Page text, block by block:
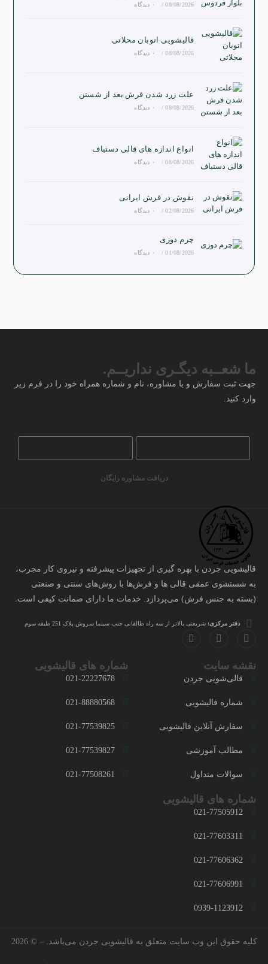
08/08/2026
/ ۰ دیدگاه
قالیشویی اتوبان محلاتی
08/08/2026
/ ۰ دیدگاه
علت زرد شدن فرش بعد از شستن
08/08/2026
/ ۰ دیدگاه
انواع اندازه های قالی دستباف
08/08/2026
/ ۰ دیدگاه
نقوش در فرش ایرانی
02/08/2026
/ ۰ دیدگاه
چرم دوزی
01/08/2026
/ ۰ دیدگاه
ما شعــبه دیگـری نداریــم.
جهت ثبت سفارش و یا مشاوره، نام و شماره همراه خود را در فرم زیر
وارد کنید.
دریافت مشاوره رایگان
قالیشویی جردن با بهره گیری از تجهیزات پیشرفته و نیروی کار مجرب،
به شستشوی عمقی قالی ها و فرش‌ها با روش‌های سنتی و صنعتی
(بسته به جنس فرش) می‌پردازد. خدمات ما دارای صمانت کیفی است.
دفتر مرکزی: شریعتی بالاتر از سه راه طالقانی جنب سینما سروش پلاک 251 طبقه سوم
نقشه سایت
قالی‌شویی جردن
شماره قالیشویی
سفارش آنلاین قالیشویی
مطالب آموزشی
سوالات متداول
شماره های قالیشویی
021-22227678
021-88880568
021-77539825
021-77539827
021-77508261
شماره های قالیشویی
021-77505912
021-77603311
021-77606362
021-77606991
0939-1123912
کلیه حقوق این وب سایت متعلق به قالیشویی جردن می‌باشد. – © 2026